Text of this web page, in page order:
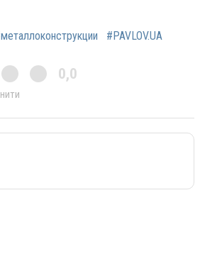
#PAVLOV.UA
0,0